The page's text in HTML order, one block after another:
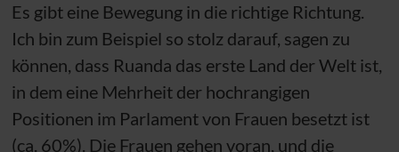
Es gibt eine Bewegung in die richtige Richtung.
Ich bin zum Beispiel so stolz darauf, sagen zu
können, dass Ruanda das erste Land der Welt ist,
in dem eine Mehrheit der hochrangigen
Positionen im Parlament von Frauen besetzt ist
(ca. 60%). Die Frauen gehen voran, und die